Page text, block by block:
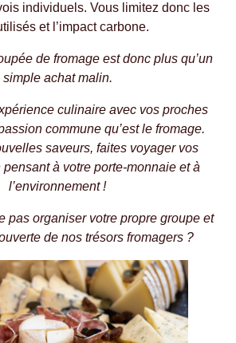
individuels. Vous limitez donc les
et l’impact carbone.
de fromage est donc plus qu’un
simple achat malin.
culinaire avec vos proches
commune qu’est le fromage.
saveurs, faites voyager vos
à votre porte-monnaie et à
l’environnement !
pas organiser votre propre groupe et
de nos trésors fromagers ?